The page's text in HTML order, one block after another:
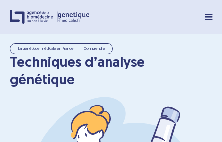
La génétique médicale en France Comprendre
Techniques d’analyse
génétique